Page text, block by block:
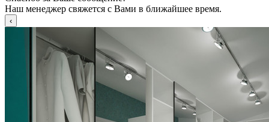
Наш менеджер свяжется с Вами в ближайшее время.